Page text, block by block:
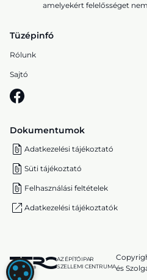
amelyekért felelősséget
Tüzépinfó
Rólunk
Sajtó
Dokumentumok
Adatkezelési tájékoztató
Süti tájékoztató
Felhasználási feltételek
Adatkezelési tájékoztatók
AZ ÉPÍTŐIPAR
SZELLEMI CENTRUMAés
SÜTI (COOKIE)